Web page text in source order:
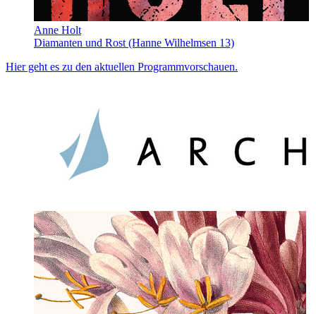
Anne Holt
Diamanten und Rost (Hanne Wilhelmsen 13)
Hier geht es zu den aktuellen Programmvorschauen.